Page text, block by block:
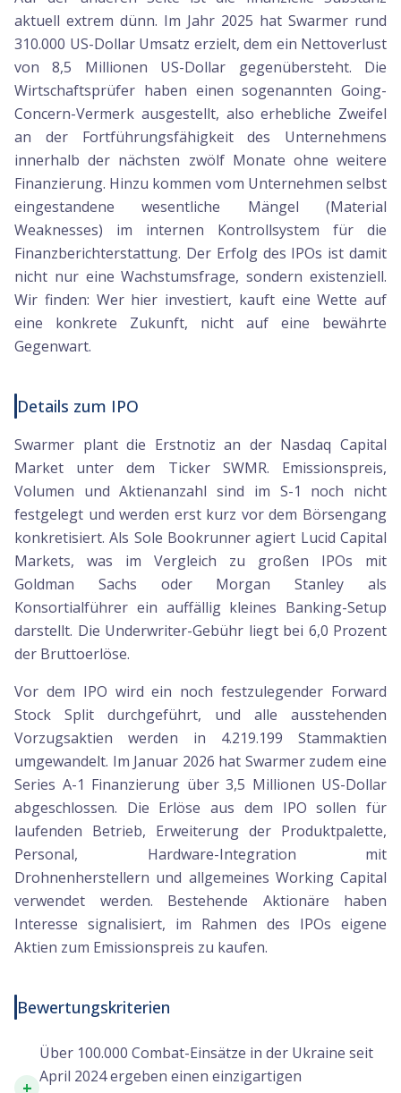
aktuell extrem dünn. Im Jahr 2025 hat Swarmer rund
310.000 US-Dollar Umsatz erzielt, dem ein Nettoverlust
von 8,5 Millionen US-Dollar gegenübersteht. Die
Wirtschaftsprüfer haben einen sogenannten Going-
Concern-Vermerk ausgestellt, also erhebliche Zweifel
an der Fortführungsfähigkeit des Unternehmens
innerhalb der nächsten zwölf Monate ohne weitere
Finanzierung. Hinzu kommen vom Unternehmen selbst
eingestandene wesentliche Mängel (Material
Weaknesses) im internen Kontrollsystem für die
Finanzberichterstattung. Der Erfolg des IPOs ist damit
nicht nur eine Wachstumsfrage, sondern existenziell.
Wir finden: Wer hier investiert, kauft eine Wette auf
eine konkrete Zukunft, nicht auf eine bewährte
Gegenwart.
Details zum IPO
Swarmer plant die Erstnotiz an der Nasdaq Capital
Market unter dem Ticker SWMR. Emissionspreis,
Volumen und Aktienanzahl sind im S-1 noch nicht
festgelegt und werden erst kurz vor dem Börsengang
konkretisiert. Als Sole Bookrunner agiert Lucid Capital
Markets, was im Vergleich zu großen IPOs mit
Goldman Sachs oder Morgan Stanley als
Konsortialführer ein auffällig kleines Banking-Setup
darstellt. Die Underwriter-Gebühr liegt bei 6,0 Prozent
der Bruttoerlöse.
Vor dem IPO wird ein noch festzulegender Forward
Stock Split durchgeführt, und alle ausstehenden
Vorzugsaktien werden in 4.219.199 Stammaktien
umgewandelt. Im Januar 2026 hat Swarmer zudem eine
Series A-1 Finanzierung über 3,5 Millionen US-Dollar
abgeschlossen. Die Erlöse aus dem IPO sollen für
laufenden Betrieb, Erweiterung der Produktpalette,
Personal, Hardware-Integration mit
Drohnenherstellern und allgemeines Working Capital
verwendet werden. Bestehende Aktionäre haben
Interesse signalisiert, im Rahmen des IPOs eigene
Aktien zum Emissionspreis zu kaufen.
Bewertungskriterien
+
Über 100.000 Combat-Einsätze in der Ukraine seit
April 2024 ergeben einen einzigartigen